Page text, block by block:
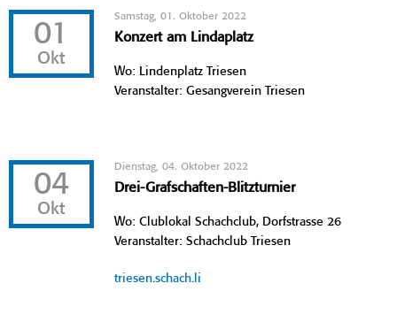
01
Okt
Samstag, 01. Oktober 2022
Konzert am Lindaplatz
Wo: Lindenplatz Triesen
Veranstalter: Gesangverein Triesen
04
Okt
Dienstag, 04. Oktober 2022
Drei-Grafschaften-Blitzturnier
Wo: Clublokal Schachclub, Dorfstrasse 26
Veranstalter: Schachclub Triesen
triesen.schach.li